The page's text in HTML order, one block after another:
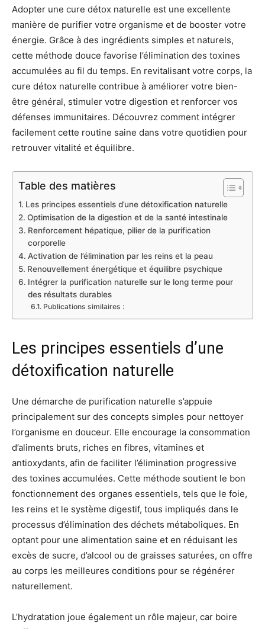
Adopter une cure détox naturelle est une excellente
manière de purifier votre organisme et de booster votre
énergie. Grâce à des ingrédients simples et naturels,
cette méthode douce favorise l’élimination des toxines
accumulées au fil du temps. En revitalisant votre corps, la
cure détox naturelle contribue à améliorer votre bien-
être général, stimuler votre digestion et renforcer vos
défenses immunitaires. Découvrez comment intégrer
facilement cette routine saine dans votre quotidien pour
retrouver vitalité et équilibre.
Table des matières
Les principes essentiels d’une détoxification naturelle
Optimisation de la digestion et de la santé intestinale
Renforcement hépatique, pilier de la purification
corporelle
Activation de l’élimination par les reins et la peau
Renouvellement énergétique et équilibre psychique
Intégrer la purification naturelle sur le long terme pour
des résultats durables
Publications similaires :
Les principes essentiels d’une
détoxification naturelle
Une démarche de purification naturelle s’appuie
principalement sur des concepts simples pour nettoyer
l’organisme en douceur. Elle encourage la consommation
d’aliments bruts, riches en fibres, vitamines et
antioxydants, afin de faciliter l’élimination progressive
des toxines accumulées. Cette méthode soutient le bon
fonctionnement des organes essentiels, tels que le foie,
les reins et le système digestif, tous impliqués dans le
processus d’élimination des déchets métaboliques. En
optant pour une alimentation saine et en réduisant les
excès de sucre, d’alcool ou de graisses saturées, on offre
au corps les meilleures conditions pour se régénérer
naturellement.
L’hydratation joue également un rôle majeur, car boire